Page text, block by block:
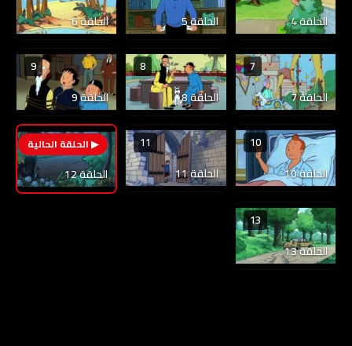
الحلقة 4 الحلقة 5 الحلقة 6
7
الحلقة 7
8
الحلقة 8
9
الحلقة 9
10
الحلقة 10
11
الحلقة 11
12
الحلقة 12
13
الحلقة 13